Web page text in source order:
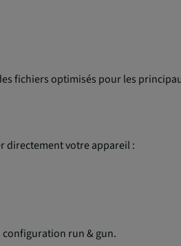
fichiers optimisés pour les
directement votre appareil :
run & gun.